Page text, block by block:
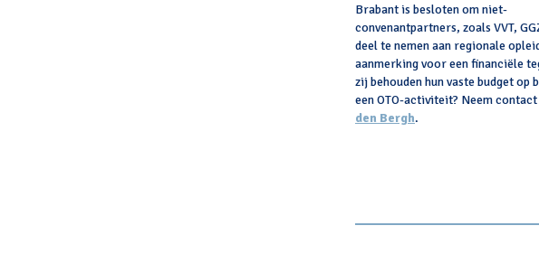
Brabant is besloten om niet-
convenantpartners, zoals VVT,
deel te nemen aan regionale
aanmerking voor een financiële
zij behouden hun vaste budget
een OTO-activiteit? Neem
den Bergh.